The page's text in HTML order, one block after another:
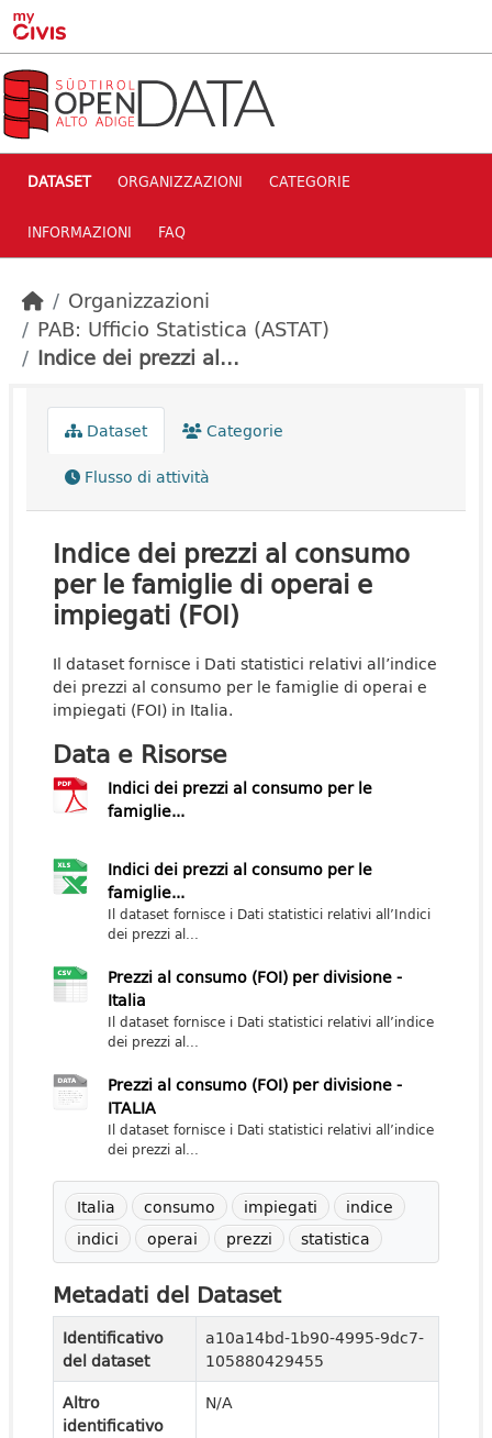
Skip to main content
DATASET ORGANIZZAZIONI CATEGORIE
INFORMAZIONI FAQ
Organizzazioni
PAB: Ufficio Statistica (ASTAT)
Indice dei prezzi al...
Dataset
Categorie
Flusso di attività
Indice dei prezzi al consumo
per le famiglie di operai e
impiegati (FOI)
Il dataset fornisce i Dati statistici relativi all’indice
dei prezzi al consumo per le famiglie di operai e
impiegati (FOI) in Italia.
Data e Risorse
Indici dei prezzi al consumo per le
famiglie...
Indici dei prezzi al consumo per le
famiglie...
Il dataset fornisce i Dati statistici relativi all’Indici
dei prezzi al...
Prezzi al consumo (FOI) per divisione -
Italia
Il dataset fornisce i Dati statistici relativi all’indice
dei prezzi al...
Prezzi al consumo (FOI) per divisione -
ITALIA
Il dataset fornisce i Dati statistici relativi all’indice
dei prezzi al...
Italia consumo impiegati
indice
indici
operai prezzi statistica
Metadati del Dataset
Identificativo
del dataset
a10a14bd-1b90-4995-9dc7-
105880429455
Altro
identificativo
N/A